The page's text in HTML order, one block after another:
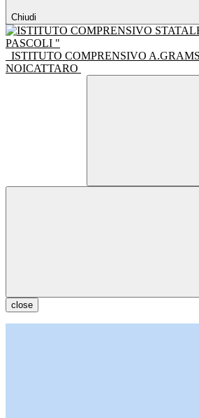
Chiudi
ISTITUTO COMPRENSIVO
NOICATTARO
close